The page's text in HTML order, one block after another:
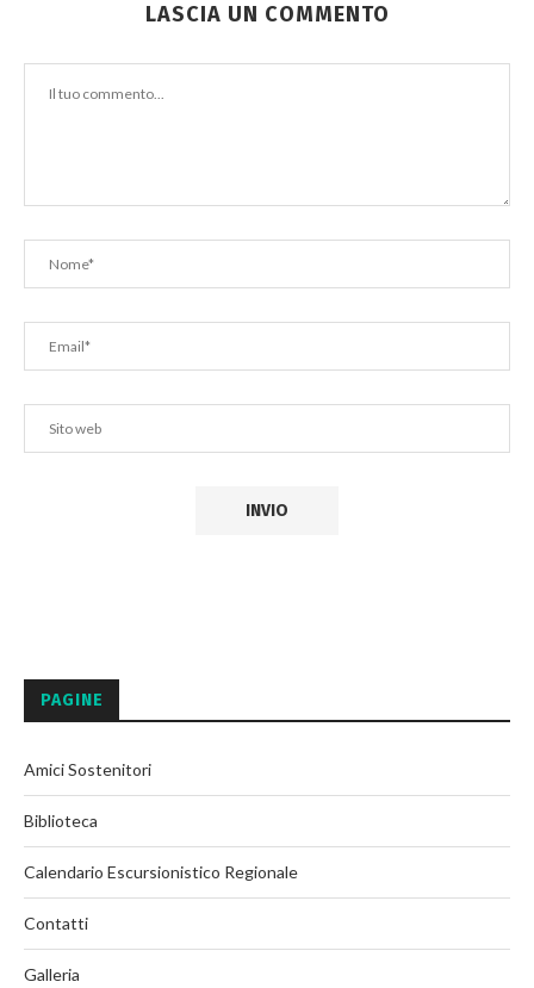
LASCIA UN COMMENTO
PAGINE
Amici Sostenitori
Biblioteca
Calendario Escursionistico Regionale
Contatti
Galleria